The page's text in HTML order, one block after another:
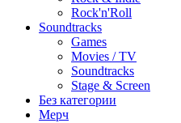
Rock'n'Roll
Soundtracks
Games
Movies / TV
Soundtracks
Stage & Screen
Без категории
Мерч